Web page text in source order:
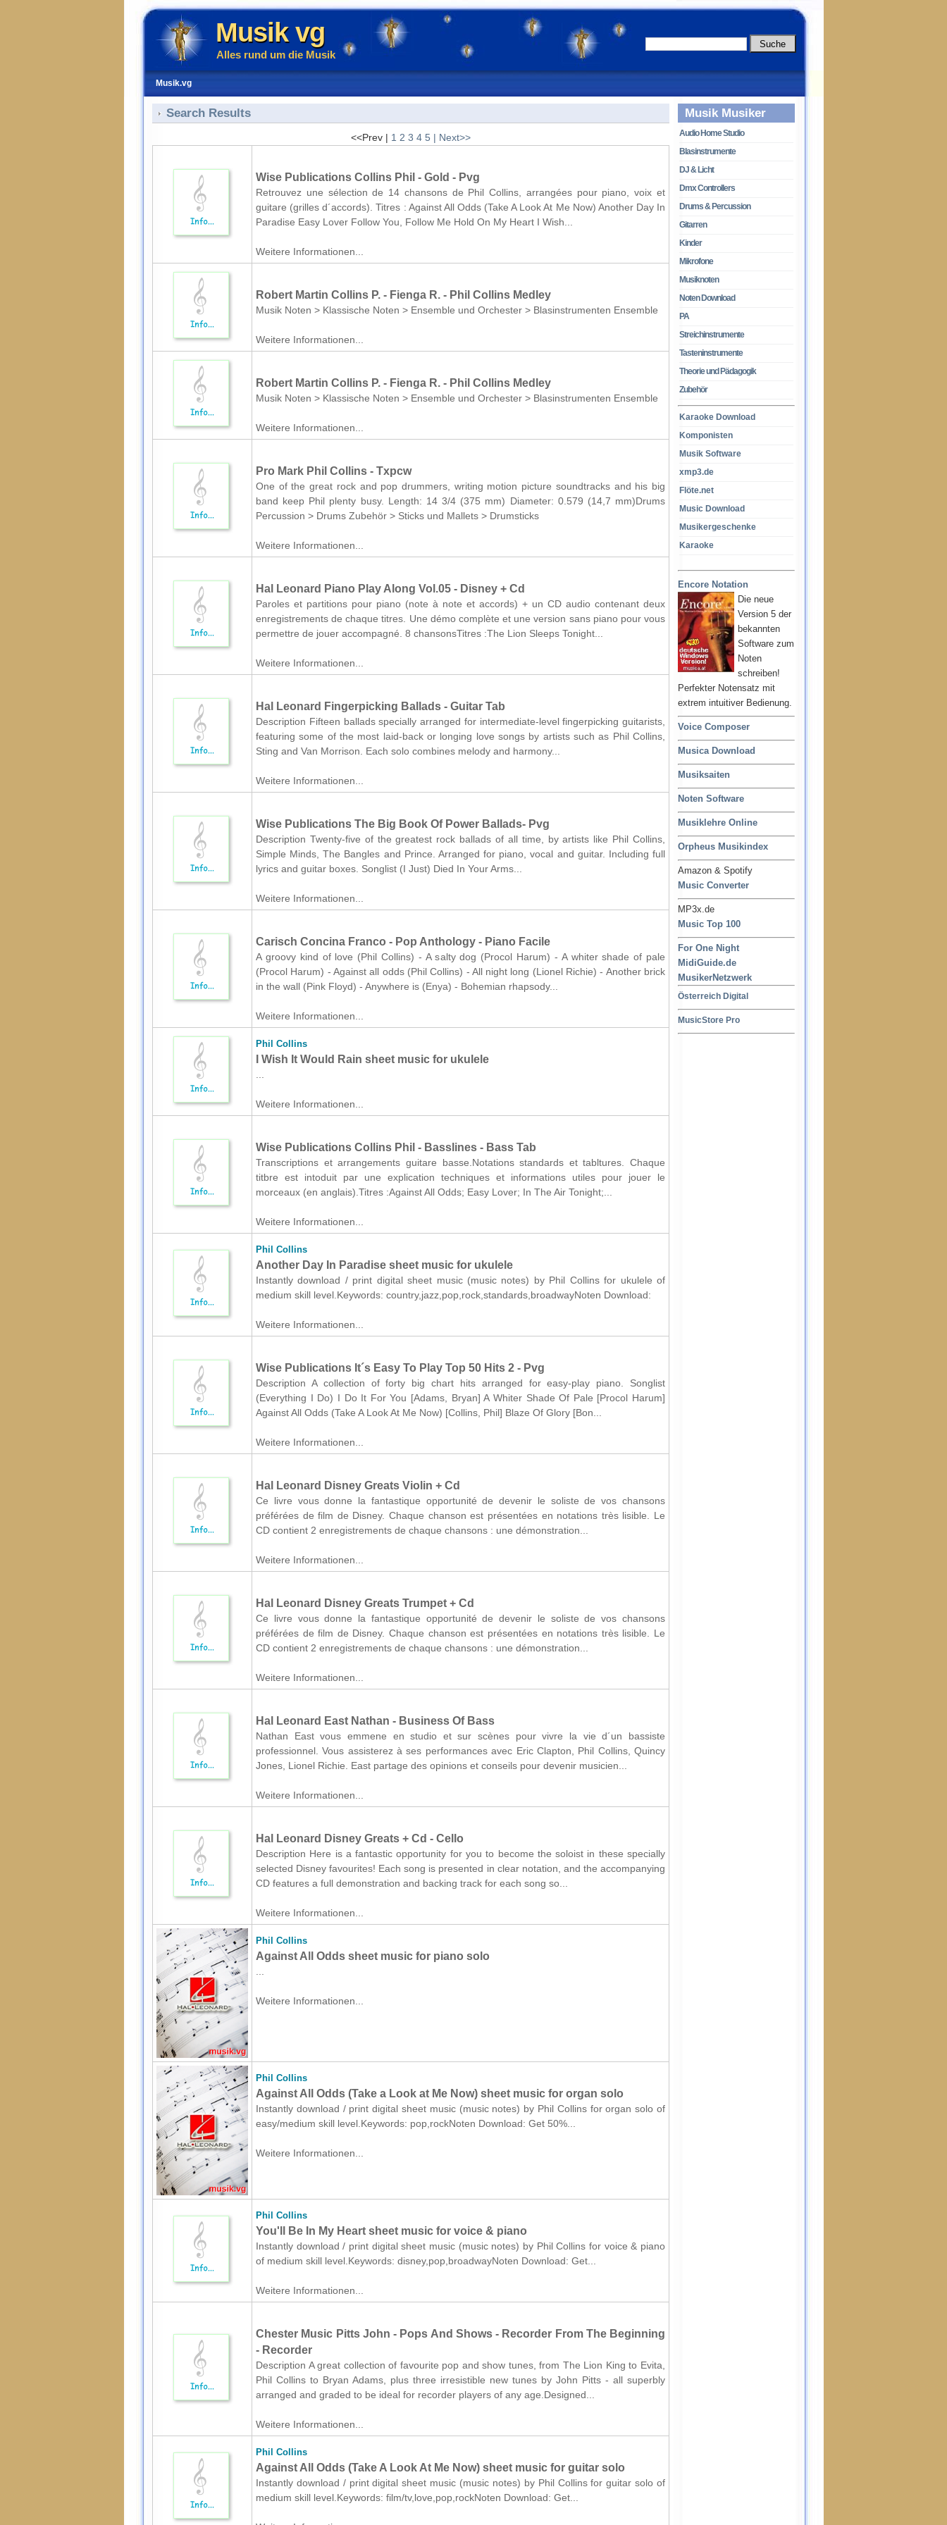
Musik vg
Alles rund um die Musik
Musik.vg
Musik Musiker
Audio Home Studio
Blasinstrumente
DJ & Licht
Dmx Controllers
Drums & Percussion
Gitarren
Kinder
Mikrofone
Musiknoten
Noten Download
PA
Streichinstrumente
Tasteninstrumente
Theorie und Pädagogik
Zubehör
Karaoke Download
Komponisten
Musik Software
xmp3.de
Flöte.net
Music Download
Musikergeschenke
Karaoke
Encore Notation
Die neue
Version 5 der
bekannten
Software zum
Noten
schreiben!
Perfekter Notensatz mit
extrem intuitiver Bedienung.
Voice Composer
Musica Download
Musiksaiten
Noten Software
Musiklehre Online
Orpheus Musikindex
Amazon & Spotify
Music Converter
MP3x.de
Music Top 100
For One Night
MidiGuide.de
MusikerNetzwerk
Österreich Digital
MusicStore Pro
Search Results
<<Prev | 1 2 3 4 5 | Next>>
Wise Publications Collins Phil - Gold - Pvg
Retrouvez une sélection de 14 chansons de Phil Collins, arrangées pour piano, voix et
guitare (grilles d´accords). Titres : Against All Odds (Take A Look At Me Now) Another Day In
Paradise Easy Lover Follow You, Follow Me Hold On My Heart I Wish...
Weitere Informationen...
Robert Martin Collins P. - Fienga R. - Phil Collins Medley
Musik Noten > Klassische Noten > Ensemble und Orchester > Blasinstrumenten Ensemble
Weitere Informationen...
Robert Martin Collins P. - Fienga R. - Phil Collins Medley
Musik Noten > Klassische Noten > Ensemble und Orchester > Blasinstrumenten Ensemble
Weitere Informationen...
Pro Mark Phil Collins - Txpcw
One of the great rock and pop drummers, writing motion picture soundtracks and his big
band keep Phil plenty busy. Length: 14 3/4 (375 mm) Diameter: 0.579 (14,7 mm)Drums
Percussion > Drums Zubehör > Sticks und Mallets > Drumsticks
Weitere Informationen...
Hal Leonard Piano Play Along Vol.05 - Disney + Cd
Paroles et partitions pour piano (note à note et accords) + un CD audio contenant deux
enregistrements de chaque titres. Une démo complète et une version sans piano pour vous
permettre de jouer accompagné. 8 chansonsTitres :The Lion Sleeps Tonight...
Weitere Informationen...
Hal Leonard Fingerpicking Ballads - Guitar Tab
Description Fifteen ballads specially arranged for intermediate-level fingerpicking guitarists,
featuring some of the most laid-back or longing love songs by artists such as Phil Collins,
Sting and Van Morrison. Each solo combines melody and harmony...
Weitere Informationen...
Wise Publications The Big Book Of Power Ballads- Pvg
Description Twenty-five of the greatest rock ballads of all time, by artists like Phil Collins,
Simple Minds, The Bangles and Prince. Arranged for piano, vocal and guitar. Including full
lyrics and guitar boxes. Songlist (I Just) Died In Your Arms...
Weitere Informationen...
Carisch Concina Franco - Pop Anthology - Piano Facile
A groovy kind of love (Phil Collins) - A salty dog (Procol Harum) - A whiter shade of pale
(Procol Harum) - Against all odds (Phil Collins) - All night long (Lionel Richie) - Another brick
in the wall (Pink Floyd) - Anywhere is (Enya) - Bohemian rhapsody...
Weitere Informationen...
Phil Collins
I Wish It Would Rain sheet music for ukulele
Weitere Informationen...
Wise Publications Collins Phil - Basslines - Bass Tab
Transcriptions et arrangements guitare basse.Notations standards et tabltures. Chaque
titbre est intoduit par une explication techniques et informations utiles pour jouer le
morceaux (en anglais).Titres :Against All Odds; Easy Lover; In The Air Tonight;...
Weitere Informationen...
Phil Collins
Another Day In Paradise sheet music for ukulele
Instantly download / print digital sheet music (music notes) by Phil Collins for ukulele of
medium skill level.Keywords: country,jazz,pop,rock,standards,broadwayNoten Download:
Weitere Informationen...
Wise Publications It´s Easy To Play Top 50 Hits 2 - Pvg
Description A collection of forty big chart hits arranged for easy-play piano. Songlist
(Everything I Do) I Do It For You [Adams, Bryan] A Whiter Shade Of Pale [Procol Harum]
Against All Odds (Take A Look At Me Now) [Collins, Phil] Blaze Of Glory [Bon...
Weitere Informationen...
Hal Leonard Disney Greats Violin + Cd
Ce livre vous donne la fantastique opportunité de devenir le soliste de vos chansons
préférées de film de Disney. Chaque chanson est présentées en notations très lisible. Le
CD contient 2 enregistrements de chaque chansons : une démonstration...
Weitere Informationen...
Hal Leonard Disney Greats Trumpet + Cd
Ce livre vous donne la fantastique opportunité de devenir le soliste de vos chansons
préférées de film de Disney. Chaque chanson est présentées en notations très lisible. Le
CD contient 2 enregistrements de chaque chansons : une démonstration...
Weitere Informationen...
Hal Leonard East Nathan - Business Of Bass
Nathan East vous emmene en studio et sur scènes pour vivre la vie d´un bassiste
professionnel. Vous assisterez à ses performances avec Eric Clapton, Phil Collins, Quincy
Jones, Lionel Richie. East partage des opinions et conseils pour devenir musicien...
Weitere Informationen...
Hal Leonard Disney Greats + Cd - Cello
Description Here is a fantastic opportunity for you to become the soloist in these specially
selected Disney favourites! Each song is presented in clear notation, and the accompanying
CD features a full demonstration and backing track for each song so...
Weitere Informationen...
Phil Collins
Against All Odds sheet music for piano solo
Weitere Informationen...
Phil Collins
Against All Odds (Take a Look at Me Now) sheet music for organ solo
Instantly download / print digital sheet music (music notes) by Phil Collins for organ solo of
easy/medium skill level.Keywords: pop,rockNoten Download: Get 50%...
Weitere Informationen...
Phil Collins
You'll Be In My Heart sheet music for voice & piano
Instantly download / print digital sheet music (music notes) by Phil Collins for voice & piano
of medium skill level.Keywords: disney,pop,broadwayNoten Download: Get...
Weitere Informationen...
Chester Music Pitts John - Pops And Shows - Recorder From The Beginning
- Recorder
Description A great collection of favourite pop and show tunes, from The Lion King to Evita,
Phil Collins to Bryan Adams, plus three irresistible new tunes by John Pitts - all superbly
arranged and graded to be ideal for recorder players of any age.Designed...
Weitere Informationen...
Phil Collins
Against All Odds (Take A Look At Me Now) sheet music for guitar solo
Instantly download / print digital sheet music (music notes) by Phil Collins for guitar solo of
medium skill level.Keywords: film/tv,love,pop,rockNoten Download: Get...